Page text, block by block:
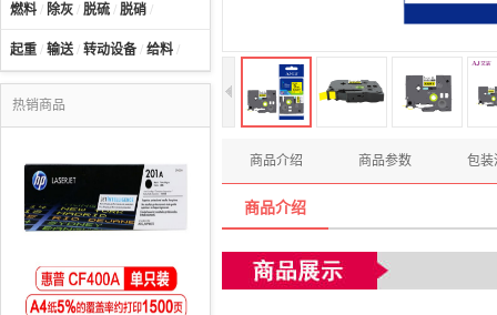
燃料 / 除灰 / 脱硫 / 脱硝 /
起重 / 输送/ 转动设备 / 给料 /
热销商品
商品介绍 商品参数 包装
商品介绍